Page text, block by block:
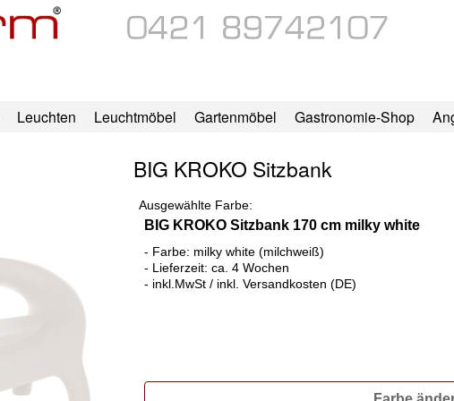
Leuchten Leuchtmöbel Gartenmöbel Gastronomie-Shop
BIG KROKO Sitzbank
Ausgewählte Farbe:
BIG KROKO Sitzbank 170 cm milky white
- Farbe: milky white (milchweiß)
- Lieferzeit: ca. 4 Wochen
- inkl.MwSt / inkl. Versandkosten (DE)